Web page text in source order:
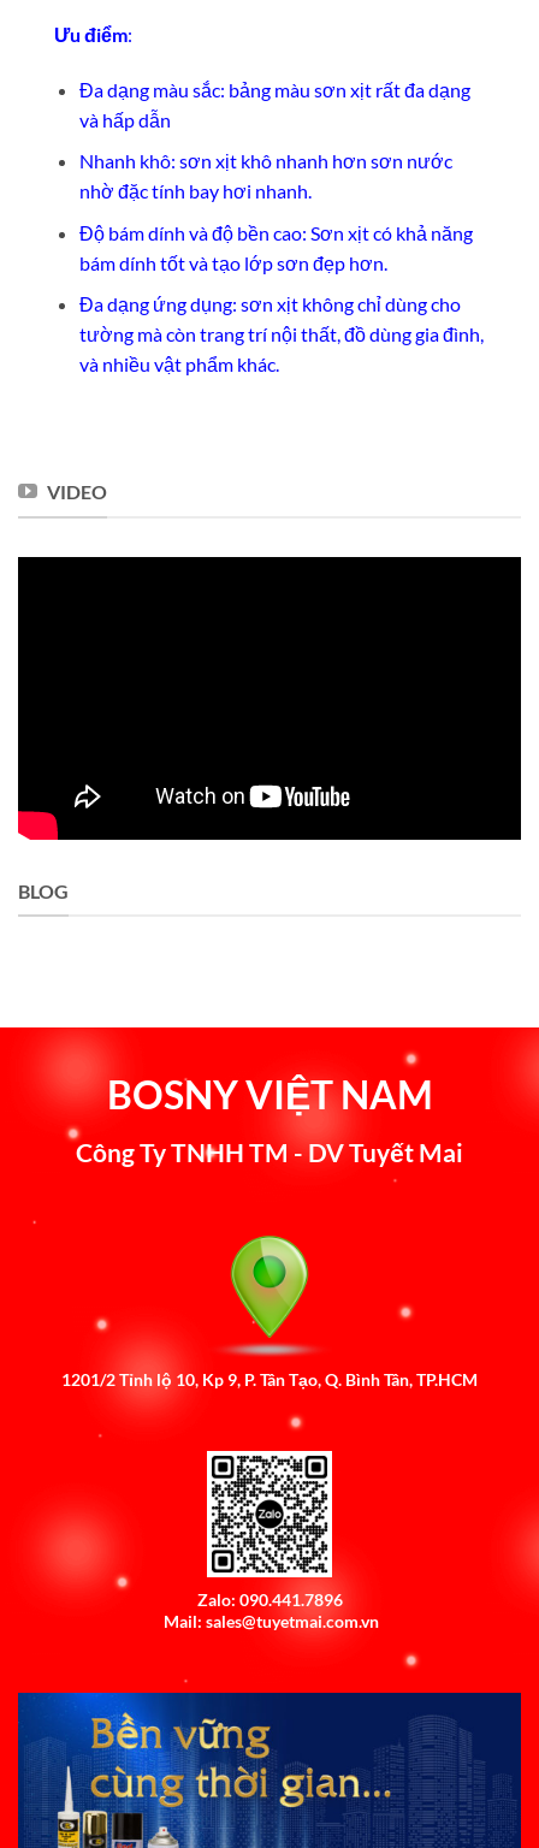
Ưu điểm:
Đa dạng màu sắc: bảng màu sơn xịt rất đa dạng
và hấp dẫn
Nhanh khô: sơn xịt khô nhanh hơn sơn nước
nhờ đặc tính bay hơi nhanh.
Độ bám dính và độ bền cao: Sơn xịt có khả năng
bám dính tốt và tạo lớp sơn đẹp hơn.
Đa dạng ứng dụng: sơn xịt không chỉ dùng cho
tường mà còn trang trí nội thất, đồ dùng gia đình,
và nhiều vật phẩm khác.
VIDEO
BLOG
BOSNY VIỆT NAM
Công Ty TNHH TM - DV Tuyết Mai
1201/2 Tỉnh lộ 10, Kp 9, P. Tân Tạo, Q. Bình Tân, TP.HCM
Zalo: 090.441.7896
Mail: sales@tuyetmai.com.vn